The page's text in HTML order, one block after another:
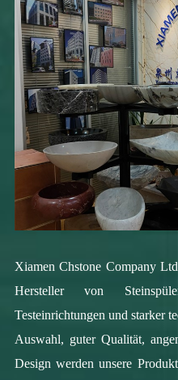
Xiamen Chstone Company
Hersteller von
Testeinrichtungen und starker
Auswahl, guter Qualität,
Design werden unsere